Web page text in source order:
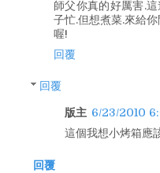
師父你真的好厲害.
子忙.但想煮菜.來給
喔!
回覆
回覆
版主 6/23/2010
這個我想小烤箱應
回覆